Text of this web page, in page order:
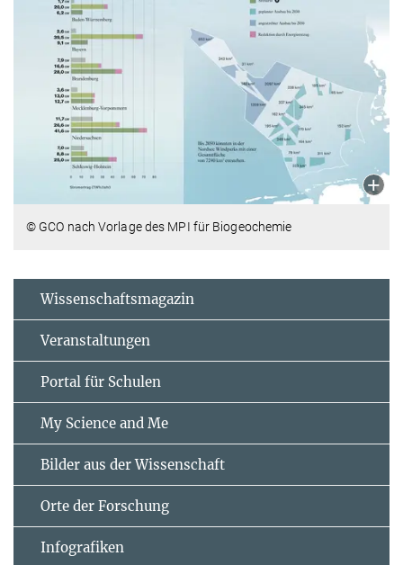
© GCO nach Vorlage des MPI für Biogeochemie
Wissenschaftsmagazin
Veranstaltungen
Portal für Schulen
My Science and Me
Bilder aus der Wissenschaft
Orte der Forschung
Infografiken